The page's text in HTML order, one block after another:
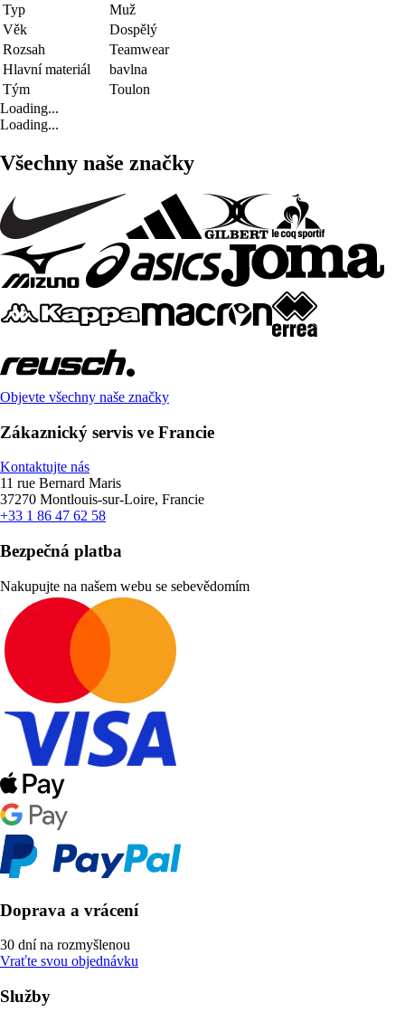
Typ
Muž
Věk
Dospělý
Rozsah
Teamwear
Hlavní materiál
bavlna
Tým
Toulon
Loading...
Loading...
Všechny naše značky
Objevte všechny naše značky
Zákaznický servis ve Francie
Kontaktujte nás
11 rue Bernard Maris
37270 Montlouis-sur-Loire, Francie
+33 1 86 47 62 58
Bezpečná platba
Nakupujte na našem webu se sebevědomím
Doprava a vrácení
30 dní na rozmyšlenou
Vraťte svou objednávku
Služby